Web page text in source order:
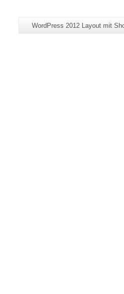
Zusätzliche
Seiten-
WordPress 2012 Layout mit